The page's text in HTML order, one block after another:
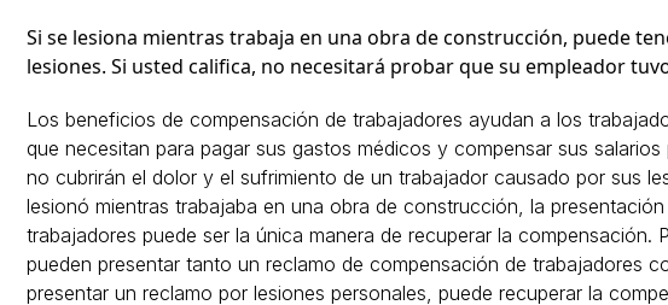
Si se lesiona mientras trabaja en una obra de construcción, puede
lesiones. Si usted califica, no necesitará probar que su empleador
Los beneficios de compensación de trabajadores ayudan a los
que necesitan para pagar sus gastos médicos y compensar sus
no cubrirán el dolor y el sufrimiento de un trabajador causado por sus
lesionó mientras trabajaba en una obra de construcción, la
trabajadores puede ser la única manera de recuperar la compensación.
pueden presentar tanto un reclamo de compensación de trabajadores
presentar un reclamo por lesiones personales, puede recuperar la